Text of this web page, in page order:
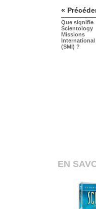
«
Que signifie
Scientology
Missions
International
(SMI) ?
EN